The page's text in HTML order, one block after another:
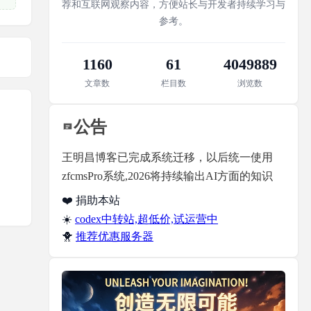
荐和互联网观察内容，方便站长与开发者持续学习与
参考。
1160
文章数
61
栏目数
4049889
浏览数
公告
王明昌博客已完成系统迁移，以后统一使用
zfcmsPro系统,2026将持续输出AI方面的知识
❤️ 捐助本站
☀️ codex中转站,超低价,试运营中
🐥 推荐优惠服务器